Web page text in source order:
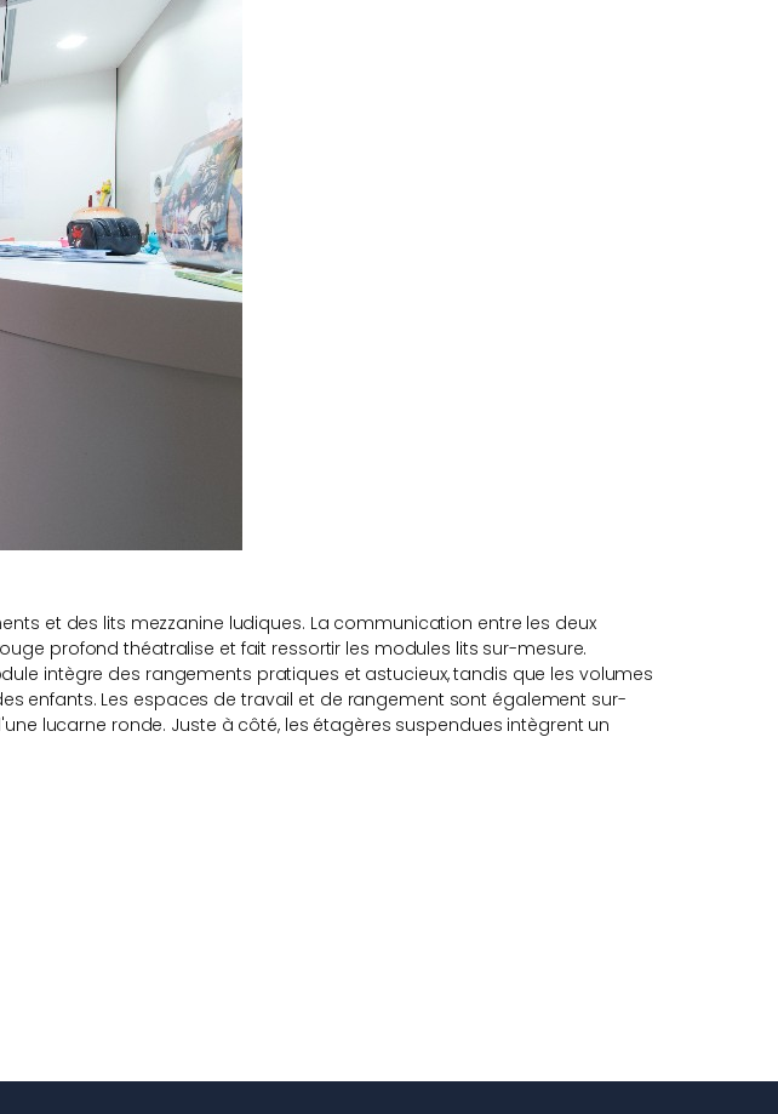
et des lits mezzanine ludiques. La communication entre les deux
profond théatralise et fait ressortir les modules lits sur-mesure.
intègre des rangements pratiques et astucieux, tandis que les volumes
enfants. Les espaces de travail et de rangement sont également sur-
lucarne ronde. Juste à côté, les étagères suspendues intègrent un